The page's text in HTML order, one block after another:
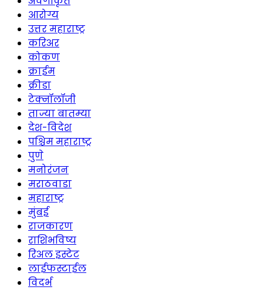
आरोग्य
उत्तर महाराष्ट्र
करिअर
कोकण
क्राईम
क्रीडा
टेक्नॉलॉजी
ताज्या बातम्या
देश-विदेश
पश्चिम महाराष्ट्र
पुणे
मनोरंजन
मराठवाडा
महाराष्ट्र
मुंबई
राजकारण
राशिभविष्य
रिअल इस्टेट
लाईफस्टाईल
विदर्भ